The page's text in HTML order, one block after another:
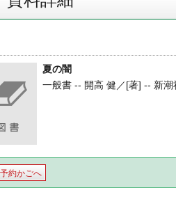
夏の闇
一般書 -- 開高 健／[著] -- 新
予約かごへ